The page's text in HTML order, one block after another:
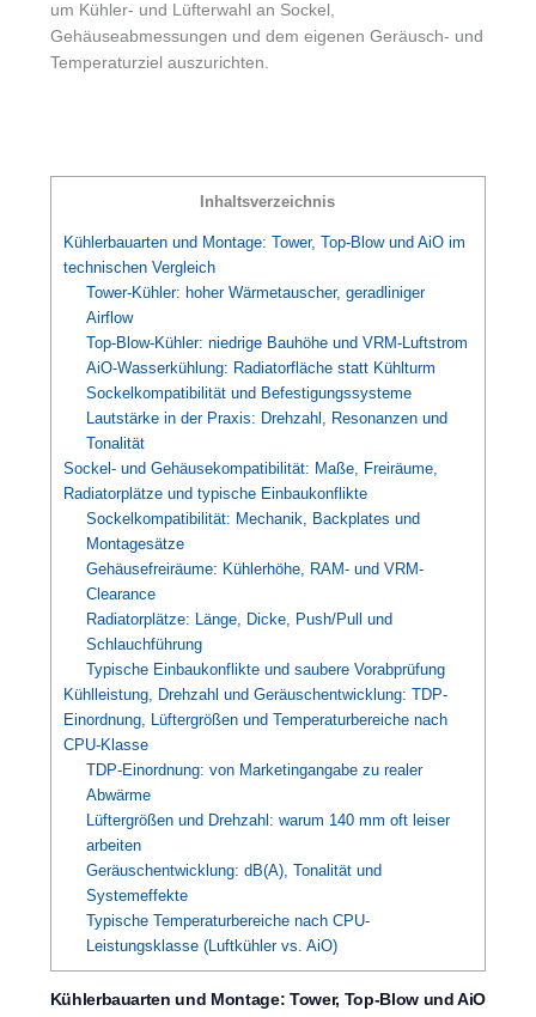
um Kühler- und Lüfterwahl an Sockel,
Gehäuseabmessungen und dem eigenen Geräusch- und
Temperaturziel auszurichten.
Inhaltsverzeichnis
Kühlerbauarten und Montage: Tower, Top-Blow und AiO im
technischen Vergleich
Tower-Kühler: hoher Wärmetauscher, geradliniger
Airflow
Top-Blow-Kühler: niedrige Bauhöhe und VRM-Luftstrom
AiO-Wasserkühlung: Radiatorfläche statt Kühlturm
Sockelkompatibilität und Befestigungssysteme
Lautstärke in der Praxis: Drehzahl, Resonanzen und
Tonalität
Sockel- und Gehäusekompatibilität: Maße, Freiräume,
Radiatorplätze und typische Einbaukonflikte
Sockelkompatibilität: Mechanik, Backplates und
Montagesätze
Gehäusefreiräume: Kühlerhöhe, RAM- und VRM-
Clearance
Radiatorplätze: Länge, Dicke, Push/Pull und
Schlauchführung
Typische Einbaukonflikte und saubere Vorabprüfung
Kühlleistung, Drehzahl und Geräuschentwicklung: TDP-
Einordnung, Lüftergrößen und Temperaturbereiche nach
CPU-Klasse
TDP-Einordnung: von Marketingangabe zu realer
Abwärme
Lüftergrößen und Drehzahl: warum 140 mm oft leiser
arbeiten
Geräuschentwicklung: dB(A), Tonalität und
Systemeffekte
Typische Temperaturbereiche nach CPU-
Leistungsklasse (Luftkühler vs. AiO)
Kühlerbauarten und Montage: Tower, Top-Blow und AiO